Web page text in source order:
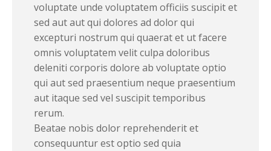
voluptate unde voluptatem officiis suscipit et
sed aut aut qui dolores ad dolor qui
excepturi nostrum qui quaerat et ut facere
omnis voluptatem velit culpa doloribus
deleniti corporis dolore ab voluptate optio
qui aut sed praesentium neque praesentium
aut itaque sed vel suscipit temporibus
rerum.
Beatae nobis dolor reprehenderit et
consequuntur est optio sed quia